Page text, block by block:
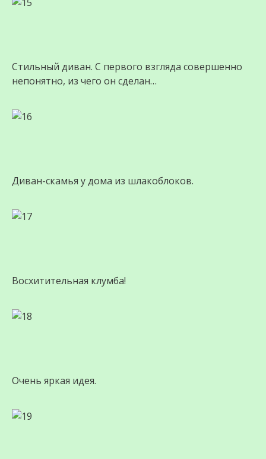
Стильный диван. С первого взгляда совершенно
непонятно, из чего он сделан…
Диван-скамья у дома из шлакоблоков.
Восхитительная клумба!
Очень яркая идея.